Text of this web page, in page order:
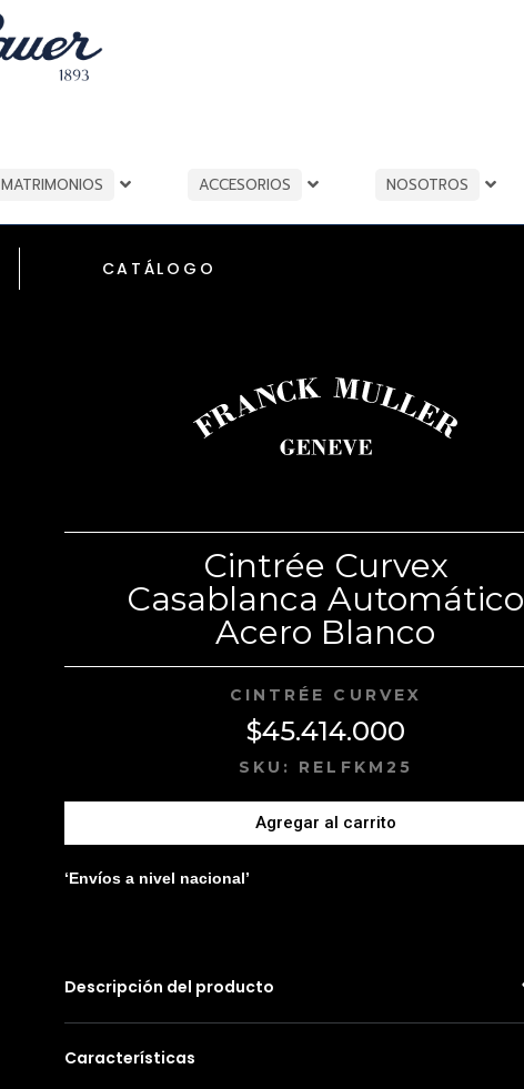
MATRIMONIOS ACCESORIOS NOSOTROS
CATÁLOGO
Cintrée Curvex
Casablanca Automático
Acero Blanco
CINTRÉE CURVEX
$45.414.000
SKU: RELFKM25
Agregar al carrito
‘Envíos a nivel nacional’
Descripción del producto
Características